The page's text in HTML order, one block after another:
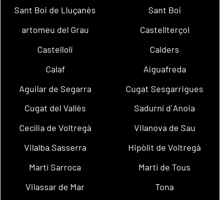
Sant Boi de Lluçanès
Sant Boi
artomeu del Grau
Castellterçol
Castellolí
Calders
Calaf
Aiguafreda
Aguilar de Segarra
Cugat Sesgarrigues
Cugat del Vallès
Sadurní d´Anoia
Cecília de Voltregà
Vilanova de Sau
Vilalba Sasserra
Hipòlit de Voltregà
Martí Sarroca
Martí de Tous
Vilassar de Mar
Tona